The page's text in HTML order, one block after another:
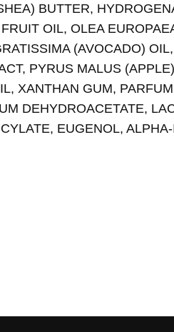
BUTTER,
OIL, OLEA
(AVOCADO)
PYRUS MALUS
XANTHAN GUM, PARFUM
DEHYDROACETATE,
EUGENOL,